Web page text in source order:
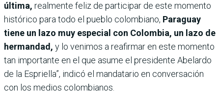
última, realmente feliz de participar de este momento
histórico para todo el pueblo colombiano, Paraguay
tiene un lazo muy especial con Colombia, un lazo de
hermandad, y lo venimos a reafirmar en este momento
tan importante en el que asume el presidente Abelardo
de la Espriella”, indicó el mandatario en conversación
con los medios colombianos.